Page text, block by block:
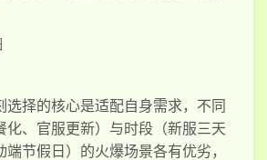
选择的核心是适配自身需求，不同
化、官服更新）与时段（新服三天
端节假日）的火爆场景各有优劣，